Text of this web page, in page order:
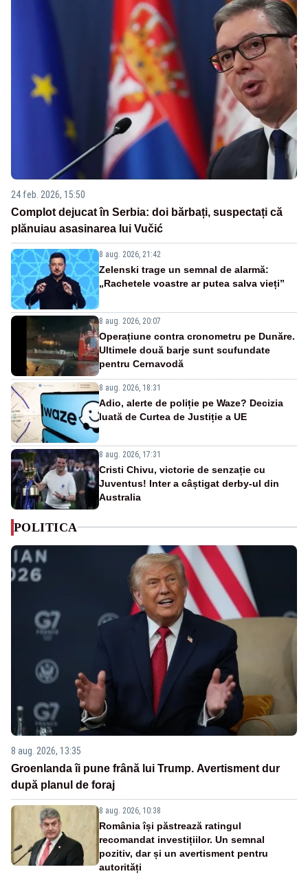
24 feb. 2026, 15:50
Complot dejucat în Serbia: doi bărbați, suspectați că
plănuiau asasinarea lui Vučić
8 aug. 2026, 21:42
Zelenski trage un semnal de alarmă:
„Rachetele voastre ar putea salva vieți”
8 aug. 2026, 20:07
Operațiune contra cronometru pe Dunăre.
Ultimele două barje sunt scufundate
pentru Cernavodă
8 aug. 2026, 18:31
Adio, alerte de poliție pe Waze? Decizia
luată de Curtea de Justiție a UE
8 aug. 2026, 17:31
Cristi Chivu, victorie de senzație cu
Juventus! Inter a câștigat derby-ul din
Australia
POLITICA
8 aug. 2026, 13:35
Groenlanda îi pune frână lui Trump. Avertisment dur
după planul de foraj
8 aug. 2026, 10:38
România își păstrează ratingul
recomandat investițiilor. Un semnal
pozitiv, dar și un avertisment pentru
autorități